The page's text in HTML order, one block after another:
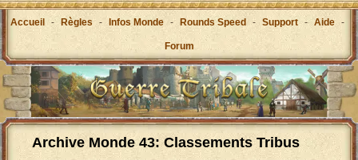
Accueil - Règles - Infos Monde - Rounds Speed - Support - Aide -
Forum
Archive Monde 43: Classements Tribus